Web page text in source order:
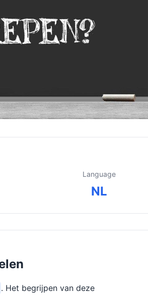
Language
NL
. Het begrijpen van deze